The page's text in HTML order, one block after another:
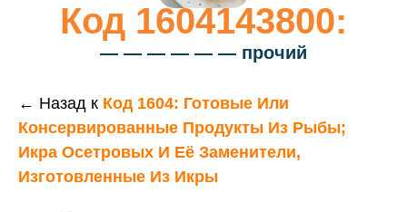
Код 1604143800:
— — — — — — прочий
← Назад к Код 1604: Готовые Или
Консервированные Продукты Из Рыбы;
Икра Осетровых И Её Заменители,
Изготовленные Из Икры